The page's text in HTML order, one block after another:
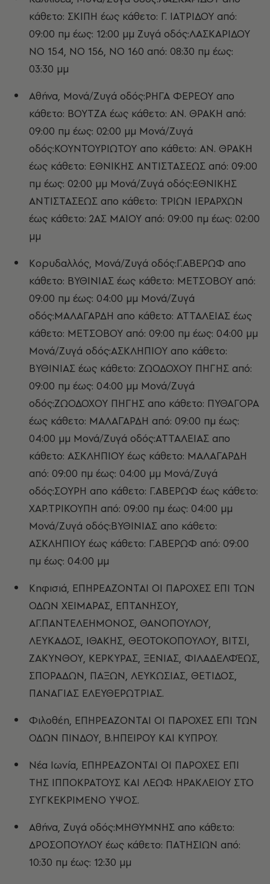
κάθετο: ΣΚΙΠΗ έως κάθετο: Γ. ΙΑΤΡΙΔΟΥ από:
09:00 πμ έως: 12:00 μμ Ζυγά οδός:ΛΑΣΚΑΡΙΔΟΥ
ΝΟ 154, ΝΟ 156, ΝΟ 160 από: 08:30 πμ έως:
03:30 μμ
Αθήνα, Μονά/Ζυγά οδός:ΡΗΓΑ ΦΕΡΕΟΥ απο
κάθετο: ΒΟΥΤΖΑ έως κάθετο: ΑΝ. ΘΡΑΚΗ από:
09:00 πμ έως: 02:00 μμ Μονά/Ζυγά
οδός:ΚΟΥΝΤΟΥΡΙΩΤΟΥ απο κάθετο: ΑΝ. ΘΡΑΚΗ
έως κάθετο: ΕΘΝΙΚΗΣ ΑΝΤΙΣΤΑΣΕΩΣ από: 09:00
πμ έως: 02:00 μμ Μονά/Ζυγά οδός:ΕΘΝΙΚΗΣ
ΑΝΤΙΣΤΑΣΕΩΣ απο κάθετο: ΤΡΙΩΝ ΙΕΡΑΡΧΩΝ
έως κάθετο: 2ΑΣ ΜΑΙΟΥ από: 09:00 πμ έως: 02:00
μμ
Κορυδαλλός, Μονά/Ζυγά οδός:Γ.ΑΒΕΡΩΦ απο
κάθετο: ΒΥΘΙΝΙΑΣ έως κάθετο: ΜΕΤΣΟΒΟΥ από:
09:00 πμ έως: 04:00 μμ Μονά/Ζυγά
οδός:ΜΑΛΑΓΑΡΔΗ απο κάθετο: ΑΤΤΑΛΕΙΑΣ έως
κάθετο: ΜΕΤΣΟΒΟΥ από: 09:00 πμ έως: 04:00 μμ
Μονά/Ζυγά οδός:ΑΣΚΛΗΠΙΟΥ απο κάθετο:
ΒΥΘΙΝΙΑΣ έως κάθετο: ΖΩΟΔΟΧΟΥ ΠΗΓΗΣ από:
09:00 πμ έως: 04:00 μμ Μονά/Ζυγά
οδός:ΖΩΟΔΟΧΟΥ ΠΗΓΗΣ απο κάθετο: ΠΥΘΑΓΟΡΑ
έως κάθετο: ΜΑΛΑΓΑΡΔΗ από: 09:00 πμ έως:
04:00 μμ Μονά/Ζυγά οδός:ΑΤΤΑΛΕΙΑΣ απο
κάθετο: ΑΣΚΛΗΠΙΟΥ έως κάθετο: ΜΑΛΑΓΑΡΔΗ
από: 09:00 πμ έως: 04:00 μμ Μονά/Ζυγά
οδός:ΣΟΥΡΗ απο κάθετο: Γ.ΑΒΕΡΩΦ έως κάθετο:
ΧΑΡ.ΤΡΙΚΟΥΠΗ από: 09:00 πμ έως: 04:00 μμ
Μονά/Ζυγά οδός:ΒΥΘΙΝΙΑΣ απο κάθετο:
ΑΣΚΛΗΠΙΟΥ έως κάθετο: Γ.ΑΒΕΡΩΦ από: 09:00
πμ έως: 04:00 μμ
Κηφισιά, ΕΠΗΡΕΑΖΟΝΤΑΙ ΟΙ ΠΑΡΟΧΕΣ ΕΠΙ ΤΩΝ
ΟΔΩΝ ΧΕΙΜΑΡΑΣ, ΕΠΤΑΝΗΣΟΥ,
ΑΓ.ΠΑΝΤΕΛΕΗΜΟΝΟΣ, ΘΑΝΟΠΟΥΛΟΥ,
ΛΕΥΚΑΔΟΣ, ΙΘΑΚΗΣ, ΘΕΟΤΟΚΟΠΟΥΛΟΥ, ΒΙΤΣΙ,
ΖΑΚΥΝΘΟΥ, ΚΕΡΚΥΡΑΣ, ΞΕΝΙΑΣ, ΦΙΛΑΔΕΛΦΈΩΣ,
ΣΠΟΡΑΔΩΝ, ΠΑΞΩΝ, ΛΕΥΚΩΣΙΑΣ, ΘΕΤΙΔΟΣ,
ΠΑΝΑΓΙΑΣ ΕΛΕΥΘΕΡΩΤΡΙΑΣ.
Φιλοθέη, ΕΠΗΡΕΑΖΟΝΤΑΙ ΟΙ ΠΑΡΟΧΕΣ ΕΠΙ ΤΩΝ
ΟΔΩΝ ΠΙΝΔΟΥ, Β.ΗΠΕΙΡΟΥ ΚΑΙ ΚΥΠΡΟΥ.
Νέα Ιωνία, ΕΠΗΡΕΑΖΟΝΤΑΙ ΟΙ ΠΑΡΟΧΕΣ ΕΠΙ
ΤΗΣ ΙΠΠΟΚΡΑΤΟΥΣ ΚΑΙ ΛΕΩΦ. ΗΡΑΚΛΕΙΟΥ ΣΤΟ
ΣΥΓΚΕΚΡΙΜΕΝΟ ΥΨΟΣ.
Αθήνα, Ζυγά οδός:ΜΗΘΥΜΝΗΣ απο κάθετο:
ΔΡΟΣΟΠΟΥΛΟΥ έως κάθετο: ΠΑΤΗΣΙΩΝ από:
10:30 πμ έως: 12:30 μμ